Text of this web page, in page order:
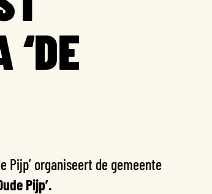
‘DE
Pijp’ organiseert de gemeente
Pijp’.